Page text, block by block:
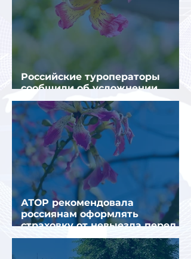
Российские туроператоры
сообщили об усложнении
получения виз в Грецию
АТОР рекомендовала
россиянам оформлять
страховку от невыезда перед
поездкой в Грецию